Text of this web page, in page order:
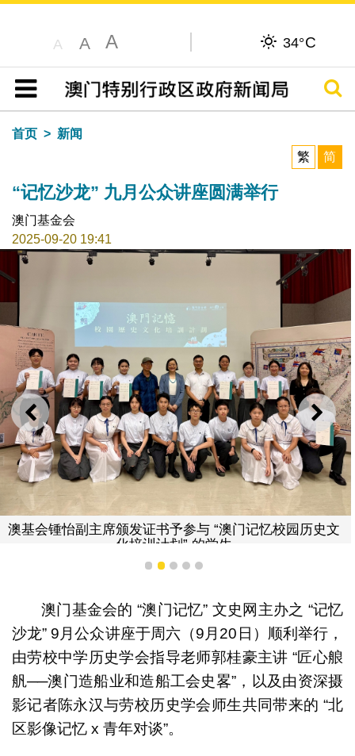
A A A 34°C
目录
搜寻
首页
新闻
繁
简
“记忆沙龙” 九月公众讲座圆满举行
澳门基金会
2025-09-20 19:41
上一则 下一
澳基会锺怡副主席颁发证书予参与 “澳门记忆校园历史文
化培训计划” 的学生
1 2 3 4 5
澳门基金会的 “澳门记忆” 文史网主办之 “记忆
沙龙” 9月公众讲座于周六（9月 20 日）顺利举行，
由劳校中学历史学会指导老师郭桂豪主讲 “匠心艆
舤──澳门造船业和造船工会史畧”，以及由资深摄
影记者陈永汉与劳校历史学会师生共同带来的 “北
区影像记忆 x 青年对谈”。